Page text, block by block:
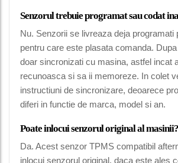
Senzorul trebuie programat sau codat
Nu. Senzorii se livreaza deja programati
pentru care este plasata comanda.
doar sincronizati cu masina, astfel incat
recunoasca si sa ii memoreze. In colet
instructiuni de sincronizare, deoarece
diferi in functie de marca, model si an.
Poate inlocui senzorul original al masinii?
Da. Acest senzor TPMS compatibil
inlocui senzorul original, daca este ales